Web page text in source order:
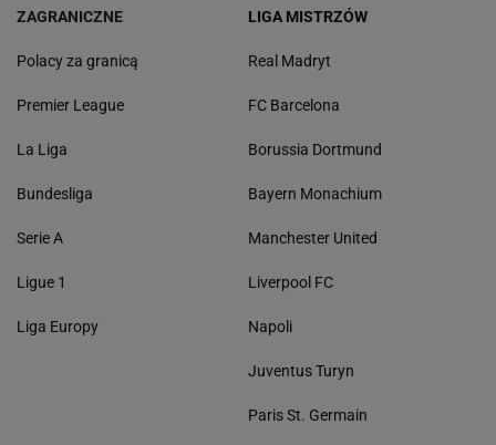
ZAGRANICZNE
Polacy za granicą
Premier League
La Liga
Bundesliga
Serie A
Ligue 1
Liga Europy
LIGA MISTRZÓW
Real Madryt
FC Barcelona
Borussia Dortmund
Bayern Monachium
Manchester United
Liverpool FC
Napoli
Juventus Turyn
Paris St. Germain